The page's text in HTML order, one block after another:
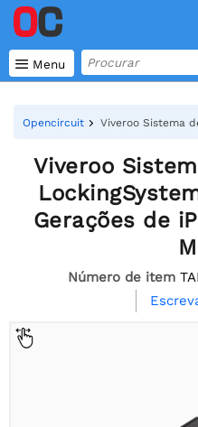
 Menu
Opencircuit Viveroo Sistema
Viveroo
Gerações de
Número de item